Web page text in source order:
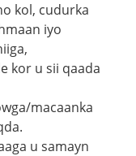
kol, cudurka
iyo
kor u sii qaada
macaanka
u samayn